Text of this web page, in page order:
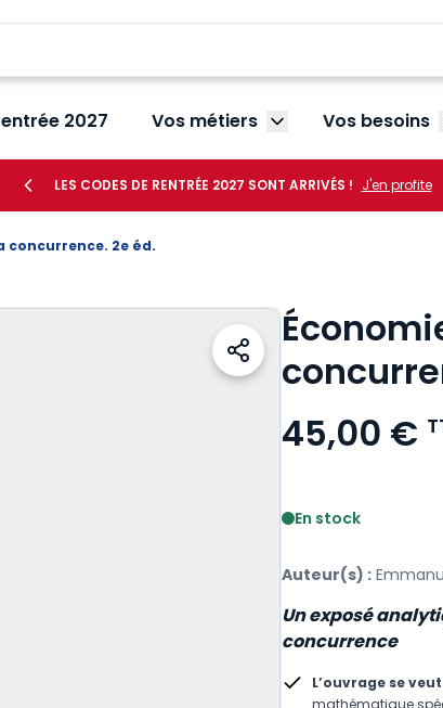
2027 Vos métiers Afficher le sous-
Vos besoins
LES CODES DE RENTRÉE 2027 SONT ARRIVÉS ! J'en profite
concurrence. 2e éd.
45,00 €
En stock
Auteur(s) :
Un exposé
concurrence
L’ouvrage se
mathématique